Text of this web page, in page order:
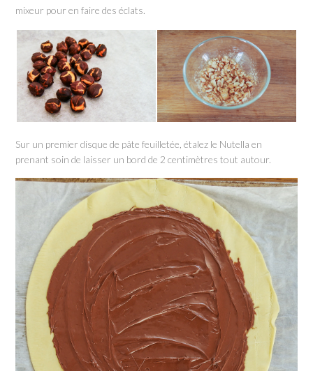
mixeur pour en faire des éclats.
Sur un premier disque de pâte feuilletée, étalez le Nutella en
prenant soin de laisser un bord de 2 centimètres tout autour.